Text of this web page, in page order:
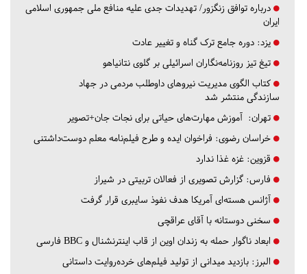
درباره توافق زنگزور/ تهدیدات جدی علیه منافع ملی جمهوری اسلامی
ایران
یزد: دوره جامع ترک گناه و تغییر عادت
تیغ تیز روزنامه‌نگاران اسرائیلی بر گلوی نتانیاهو
کتاب الگوی مدیریت نیروهای داوطلب مردمی در جهاد
سازندگی منتشر شد
تهران: آموزش مهارت‌های حیاتی برای نجات جان+تصویر
خراسان رضوی: فراخوان ایده و طرح فیلم‌نامه معلم دوست‌داشتنی
قزوین: غزه غذا ندارد
فارس: گزارش تصویری از فعالان تربیتی در شیراز
آژانس هسته‌ای آمریکا هدف نفوذ سایبری قرار گرفت
سخنی دوستانه با آقای عراقچی
ابعاد ناگوار حمله به زندان اوین از قاب اینترنشنال و BBC فارسی
البرز: بازدید میدانی از تولید فیلم‌های خرده‌روایت داستانی